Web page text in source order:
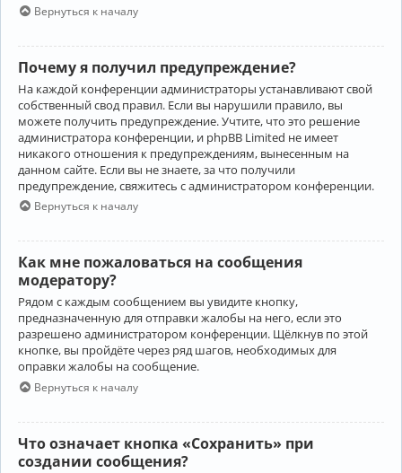
Вернуться к началу
Почему я получил предупреждение?
На каждой конференции администраторы устанавливают свой
собственный свод правил. Если вы нарушили правило, вы
можете получить предупреждение. Учтите, что это решение
администратора конференции, и phpBB Limited не имеет
никакого отношения к предупреждениям, вынесенным на
данном сайте. Если вы не знаете, за что получили
предупреждение, свяжитесь с администратором конференции.
Вернуться к началу
Как мне пожаловаться на сообщения
модератору?
Рядом с каждым сообщением вы увидите кнопку,
предназначенную для отправки жалобы на него, если это
разрешено администратором конференции. Щёлкнув по этой
кнопке, вы пройдёте через ряд шагов, необходимых для
оправки жалобы на сообщение.
Вернуться к началу
Что означает кнопка «Сохранить» при
создании сообщения?